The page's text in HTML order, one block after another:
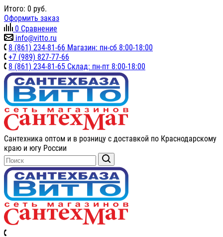
Итого: 0 руб.
Оформить заказ
0 Сравнение
info@vitto.ru
8 (861) 234-81-66 Магазин: пн-сб 8:00-18:00
+7 (989) 827-77-66
8 (861) 234-81-65 Склад: пн-пт 8:00-18:00
Сантехника оптом и в розницу с доставкой по Краснодарскому
краю и югу России